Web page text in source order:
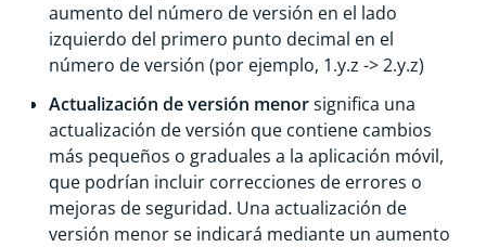
aumento del número de versión en el lado
izquierdo del primero punto decimal en el
número de versión (por ejemplo, 1.y.z -> 2.y.z)
Actualización de versión menorsignifica una
actualización de versión que contiene cambios
más pequeños o graduales a la aplicación móvil,
que podrían incluir correcciones de errores o
mejoras de seguridad. Una actualización de
versión menor se indicará mediante un aumento